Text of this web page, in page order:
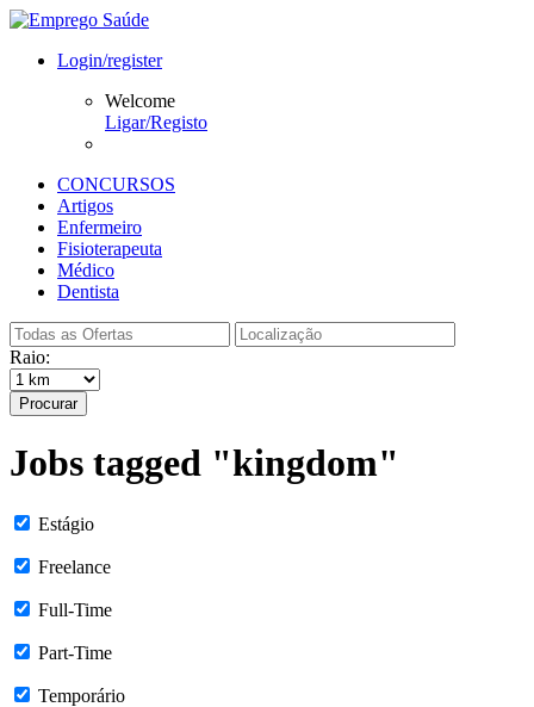
Login/register
Welcome
Ligar/Registo
CONCURSOS
Artigos
Enfermeiro
Fisioterapeuta
Médico
Dentista
Raio:
Procurar
Jobs tagged "kingdom"
Estágio
Freelance
Full-Time
Part-Time
Temporário